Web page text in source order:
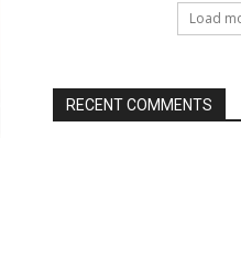
Load
RECENT COMMENTS